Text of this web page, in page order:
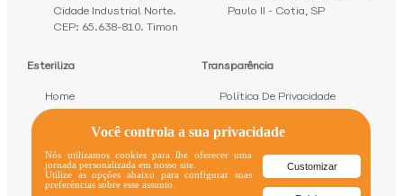
Transparência
Política De Privacidade
Canal De Denuncias
Esteriliza
Home
Quem Somos
Serviços
Conteúdos
Cidade Industrial Norte.
CEP: 65.638-810. Timon
Paulo II - Cotia, SP
Você controla a sua privacidade
Nós utilizamos cookies para lhe oferecer uma
jornada personalizada em nosso site.
Utilize as opções abaixo para configurar suas
preferências sobre esse assunto.
Customizar